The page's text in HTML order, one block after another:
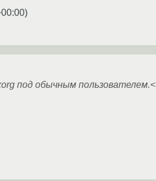
)
под обычным пользователем.<